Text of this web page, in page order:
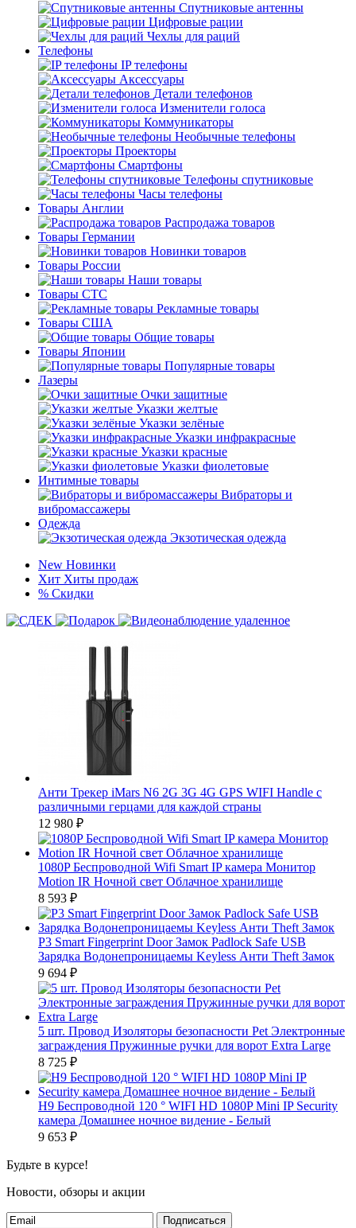
Спутниковые антенны
Цифровые рации
Чехлы для раций
Телефоны
IP телефоны
Аксессуары
Детали телефонов
Изменители голоса
Коммуникаторы
Необычные телефоны
Проекторы
Смартфоны
Телефоны спутниковые
Часы телефоны
Товары Англии
Распродажа товаров
Товары Германии
Новинки товаров
Товары России
Наши товары
Товары СТС
Рекламные товары
Товары США
Общие товары
Товары Японии
Популярные товары
Лазеры
Очки защитные
Указки желтые
Указки зелёные
Указки инфракрасные
Указки красные
Указки фиолетовые
Интимные товары
Вибраторы и
вибромассажеры
Одежда
Экзотическая одежда
New Новинки
Хит Хиты продаж
% Скидки
Анти Трекер iMars N6 2G 3G 4G GPS WIFI Handle с
различными герцами для каждой страны
12 980 ₽
1080P Беспроводной Wifi Smart IP камера Монитор
Motion IR Ночной свет Облачное хранилище
8 593 ₽
P3 Smart Fingerprint Door Замок Padlock Safe USB
Зарядка Водонепроницаемы Keyless Анти Theft Замок
9 694 ₽
5 шт. Провод Изоляторы безопасности Pet Электронные
заграждения Пружинные ручки для ворот Extra Large
8 725 ₽
H9 Беспроводной 120 ° WIFI HD 1080P Mini IP Security
камера Домашнее ночное видение - Белый
9 653 ₽
Будьте в курсе!
Новости, обзоры и акции
Подписаться